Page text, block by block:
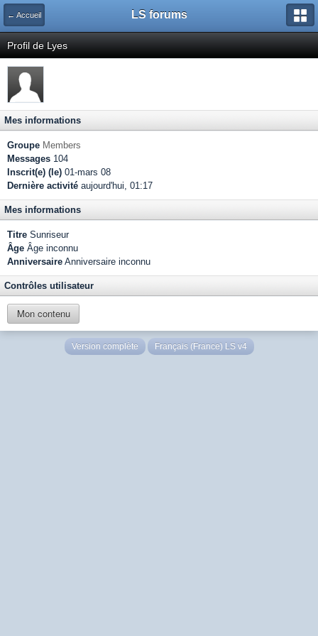
← Accueil LS forums
Profil de Lyes
Mes informations
Groupe Members
Messages 104
Inscrit(e) (le) 01-mars 08
Dernière activité aujourd'hui, 01:17
Mes informations
Titre Sunriseur
Âge Âge inconnu
Anniversaire Anniversaire inconnu
Contrôles utilisateur
Mon contenu
Version complète Français (France) LS v4